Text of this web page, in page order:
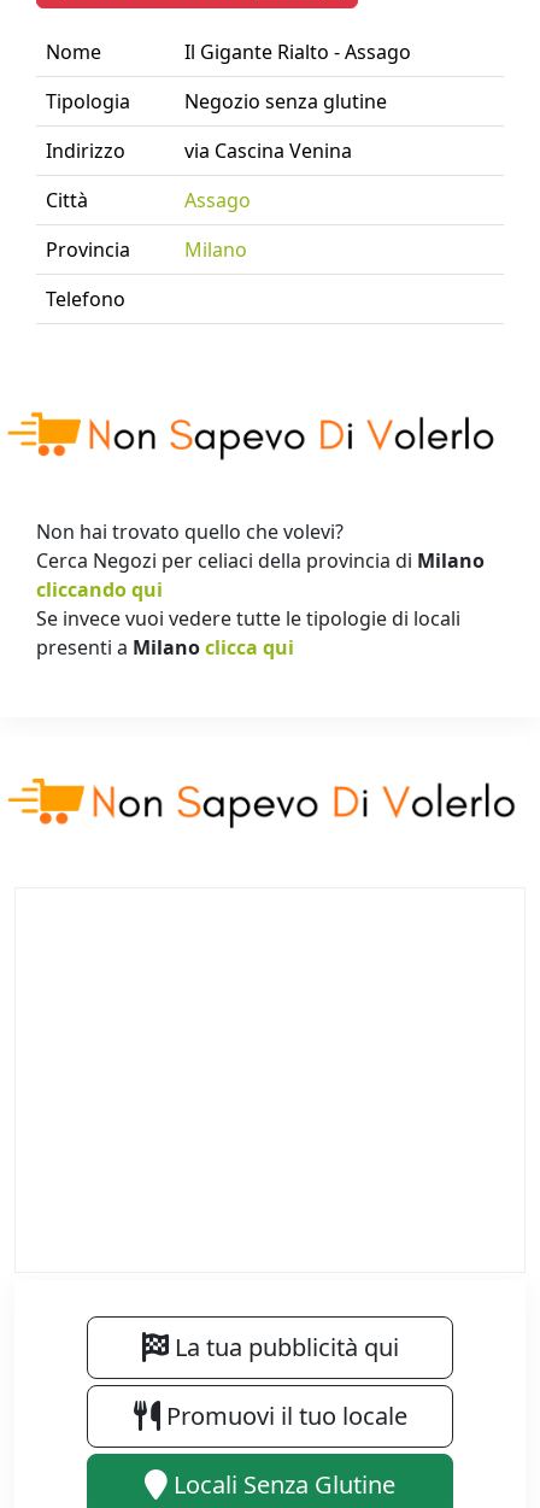
Nome
Il Gigante Rialto - Assago
Tipologia
Negozio senza glutine
Indirizzo
via Cascina Venina
Città
Assago
Provincia
Milano
Telefono
Non hai trovato quello che volevi?
Cerca Negozi per celiaci della provincia di Milano
cliccando qui
Se invece vuoi vedere tutte le tipologie di locali
presenti a Milanoclicca qui
La tua pubblicità qui
Promuovi il tuo locale
Locali Senza Glutine